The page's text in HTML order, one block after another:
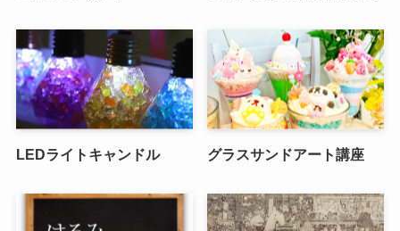
LEDライトキャンドル グラスサンドアート講座